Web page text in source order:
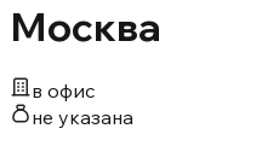
Москва
в офис
не указана